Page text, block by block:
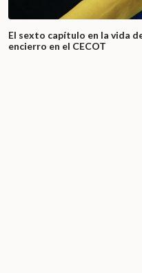
El sexto capítulo en la vida
encierro en el CECOT